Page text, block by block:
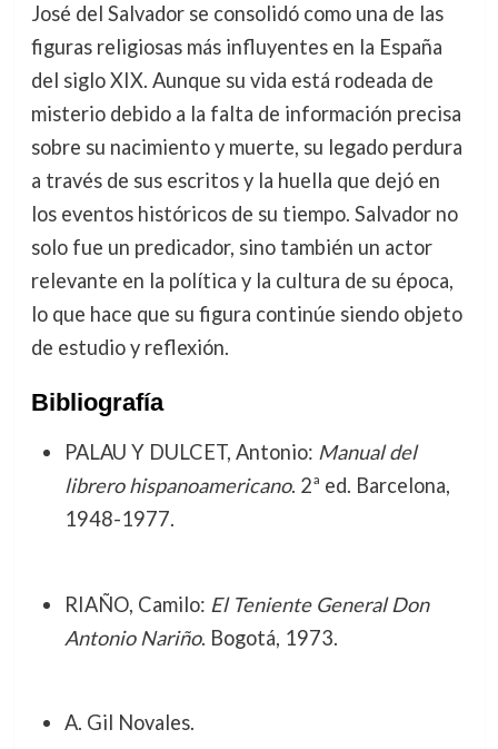
José del Salvador se consolidó como una de las
figuras religiosas más influyentes en la España
del siglo XIX. Aunque su vida está rodeada de
misterio debido a la falta de información precisa
sobre su nacimiento y muerte, su legado perdura
a través de sus escritos y la huella que dejó en
los eventos históricos de su tiempo. Salvador no
solo fue un predicador, sino también un actor
relevante en la política y la cultura de su época,
lo que hace que su figura continúe siendo objeto
de estudio y reflexión.
Bibliografía
PALAU Y DULCET, Antonio: Manual del
librero hispanoamericano. 2ª ed. Barcelona,
1948-1977.
RIAÑO, Camilo: El Teniente General Don
Antonio Nariño. Bogotá, 1973.
A. Gil Novales.